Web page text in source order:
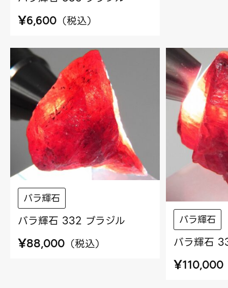
¥6,600 （税込）
バラ輝石
バラ輝石 332 ブラジル
¥88,000 （税込）
バラ輝石
バラ輝石
¥110,000